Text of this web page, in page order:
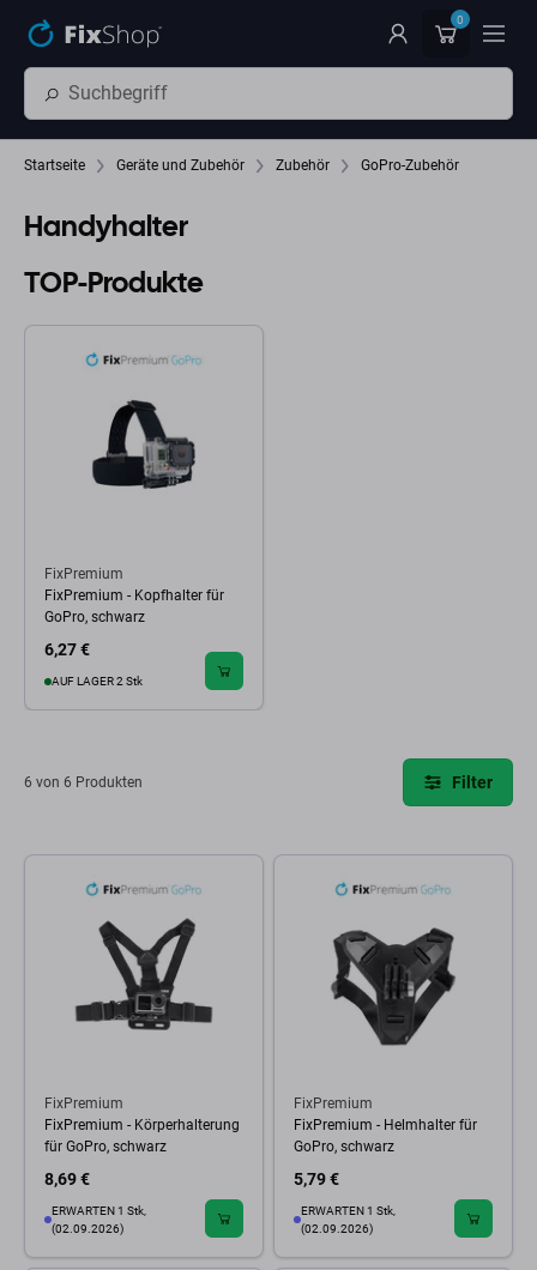
0
Startseite Geräte und Zubehör Zubehör GoPro-Zubehör
Handyhalter
TOP-Produkte
FixPremium
FixPremium - Kopfhalter für
GoPro, schwarz
6,27 €
AUF LAGER 2 Stk
6 von 6 Produkten Filter
FixPremium
FixPremium - Körperhalterung
für GoPro, schwarz
8,69 €
ERWARTEN 1 Stk,
(02.09.2026)
FixPremium
FixPremium - Helmhalter für
GoPro, schwarz
5,79 €
ERWARTEN 1 Stk,
(02.09.2026)